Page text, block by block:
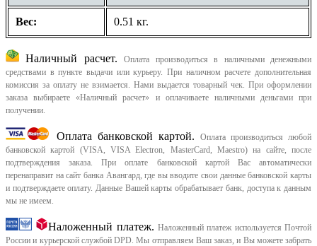
Вес: 0.51 кг.
Наличный расчет.
Оплата производиться в наличными денежными
средствами в пункте выдачи или курьеру. При наличном расчете дополнительная
комиссия за оплату не взимается. Нами выдается товарный чек. При оформлении
заказа выбираете «Наличный расчет» и оплачиваете наличными деньгами при
получении.
Оплата банковской картой.
Оплата производиться любой
банковской картой (VISA, VISA Electron, MasterCard, Maestro) на сайте, после
подтверждения заказа. При оплате банковской картой Вас автоматически
перенаправит на сайт банка Авангард, где вы вводите свои данные банковской карты
и подтверждаете оплату. Данные Вашей карты обрабатывает банк, доступа к данным
мы не имеем.
Наложенный платеж. Наложенный платеж используется Почтой
России и курьерской службой DPD. Мы отправляем Ваш заказ, и Вы можете забрать